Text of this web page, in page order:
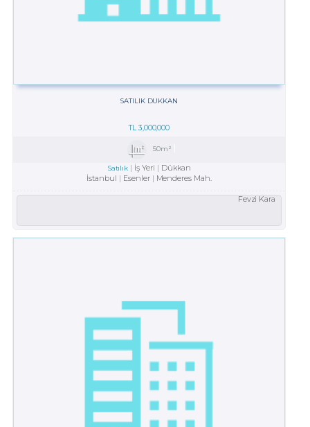
SATILIK DUKKAN
TL3,000,000
50m²
Satılık İş Yeri
Dükkan
İstanbul
Esenler Menderes Mah.
Fevzi Kara